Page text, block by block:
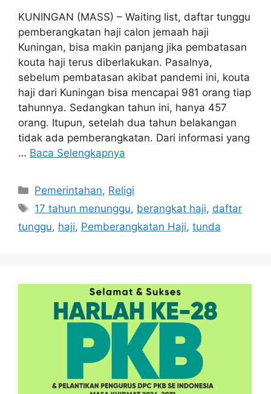
KUNINGAN (MASS) – Waiting list, daftar tunggu
pemberangkatan haji calon jemaah haji
Kuningan, bisa makin panjang jika pembatasan
kouta haji terus diberlakukan. Pasalnya,
sebelum pembatasan akibat pandemi ini, kouta
haji dari Kuningan bisa mencapai 981 orang tiap
tahunnya. Sedangkan tahun ini, hanya 457
orang. Itupun, setelah dua tahun belakangan
tidak ada pemberangkatan. Dari informasi yang
… Baca Selengkapnya
Kategori
Pemerintahan, Religi
Tag
17 tahun menunggu, berangkat haji, daftar
tunggu, haji, Pemberangkatan Haji, tunda